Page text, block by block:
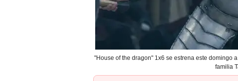
"House of the dragon" 1x6 se estrena este domingo
familia